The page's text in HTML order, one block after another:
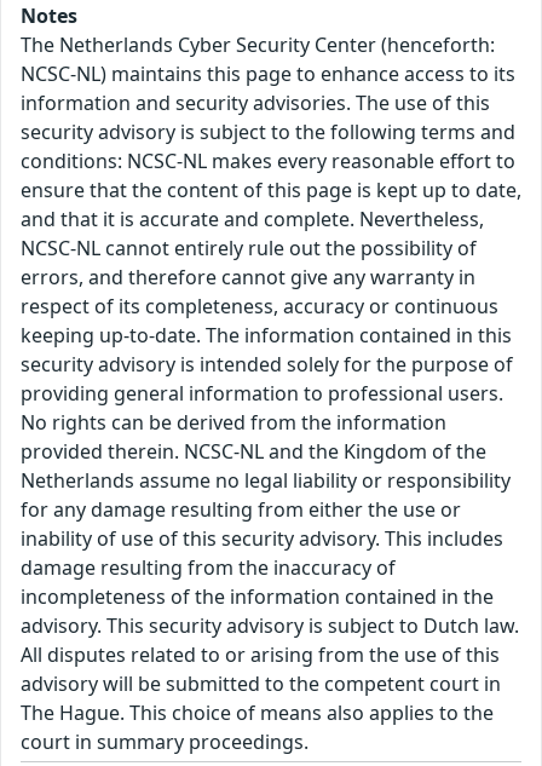
Notes
The Netherlands Cyber Security Center (henceforth:
NCSC-NL) maintains this page to enhance access to its
information and security advisories. The use of this
security advisory is subject to the following terms and
conditions: NCSC-NL makes every reasonable effort to
ensure that the content of this page is kept up to date,
and that it is accurate and complete. Nevertheless,
NCSC-NL cannot entirely rule out the possibility of
errors, and therefore cannot give any warranty in
respect of its completeness, accuracy or continuous
keeping up-to-date. The information contained in this
security advisory is intended solely for the purpose of
providing general information to professional users.
No rights can be derived from the information
provided therein. NCSC-NL and the Kingdom of the
Netherlands assume no legal liability or responsibility
for any damage resulting from either the use or
inability of use of this security advisory. This includes
damage resulting from the inaccuracy of
incompleteness of the information contained in the
advisory. This security advisory is subject to Dutch law.
All disputes related to or arising from the use of this
advisory will be submitted to the competent court in
The Hague. This choice of means also applies to the
court in summary proceedings.